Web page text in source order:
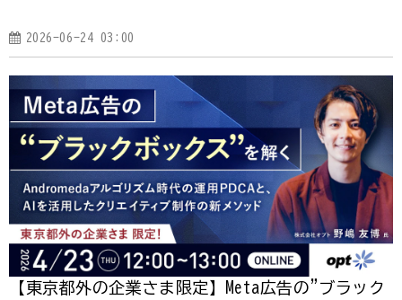
2026-06-24 03:00
【東京都外の企業さま限定】Meta広告の"ブラック